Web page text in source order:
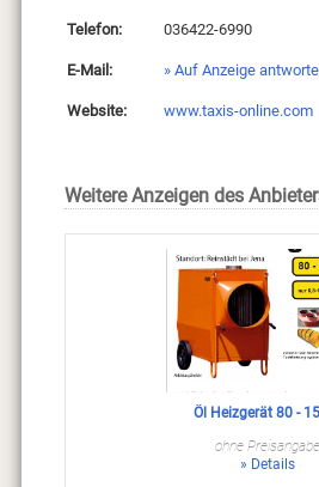
Telefon: 036422-6990
E-Mail: » Auf Anzeige
Website: www.taxis-online.com
Weitere Anzeigen des
Öl Heizgerät 80 -
ohne Preisangabe
» Details